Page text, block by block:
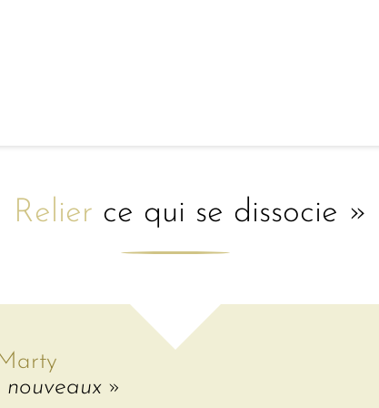
Relier ce qui se dissocie »
»